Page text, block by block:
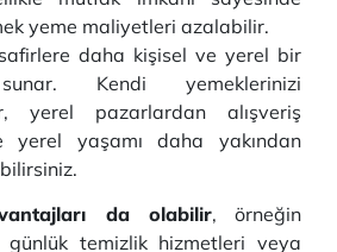
yeme maliyetleri azalabilir.
daha kişisel ve yerel bir
Kendi yemeklerinizi
yerel pazarlardan alışveriş
yerel yaşamı daha yakından
da olabilir, örneğin
günlük temizlik hizmetleri veya